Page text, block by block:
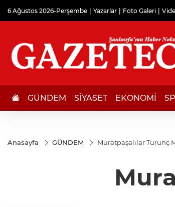
6 Ağustos 2026-Perşembe Yazarlar Foto Galeri
GÜNDEM SİYASET EKONOMİ
Anasayfa GÜNDEM Muratpaşalılar Turunç